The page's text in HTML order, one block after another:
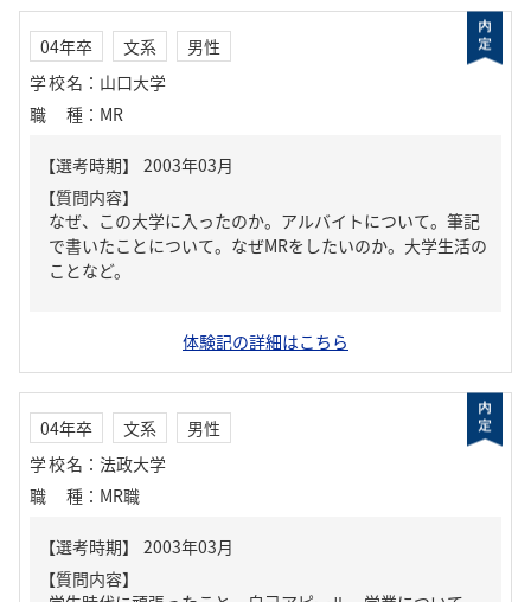
04年卒 文系
男性
学校名 ： 山口大学
職種 ： MR
【質問内容】
なぜ、この大学に入ったのか。アルバイトについて。筆記
で書いたことについて。なぜMRをしたいのか。大学生活の
ことなど。
体験記の詳細はこちら
04年卒 文系
男性
学校名 ： 法政大学
職種 ： MR職
【質問内容】